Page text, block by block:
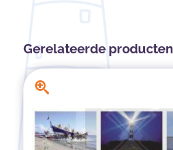
Gerelateerde producten